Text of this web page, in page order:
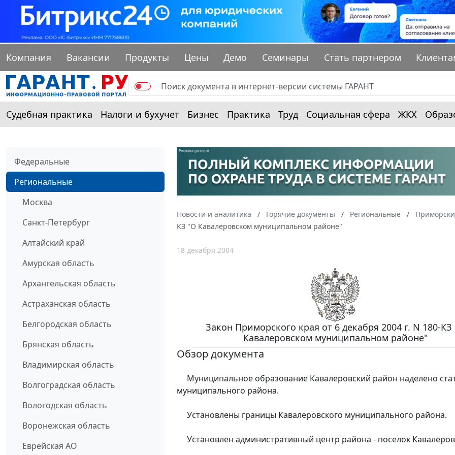
Компания Вакансии Продукты Цены Демо Семинары Стать партнером
Судебная практика Налоги и бухучет Бизнес Практика Труд Социальная сфера ЖКХ
Федеральные
Региональные
Москва
Санкт-Петербург
Алтайский край
Амурская область
Архангельская область
Астраханская область
Белгородская область
Брянская область
Владимирская область
Волгоградская область
Вологодская область
Воронежская область
Еврейская АО
Новости и аналитика Горячие документы Региональные
КЗ "О Кавалеровском муниципальном районе"
18 декабря 2004
Закон Приморского края от 6 декабря 2004 г. N 180-
Кавалеровском муниципальном районе"
Обзор документа
Муниципальное образование Кавалеровский район наделено
муниципального района.
Установлены границы Кавалеровского муниципального района.
Установлен административный центр района - поселок